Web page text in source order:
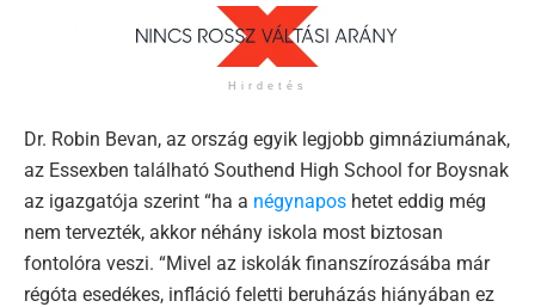
Hirdetés
Dr. Robin Bevan, az ország egyik legjobb gimnáziumának,
az Essexben található Southend High School for Boysnak
az igazgatója szerint “ha a négynapos hetet eddig még
nem tervezték, akkor néhány iskola most biztosan
fontolóra veszi. “Mivel az iskolák finanszírozásába már
régóta esedékes, infláció feletti beruházás hiányában ez